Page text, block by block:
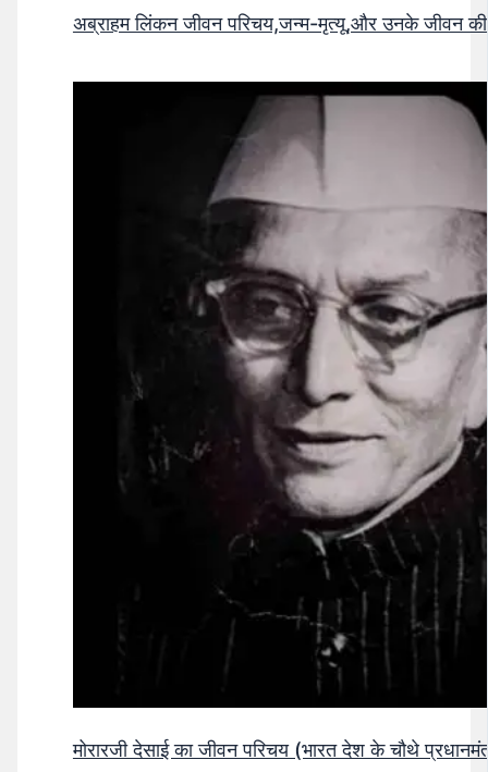
अब्राहम लिंकन जीवन परिचय,जन्म-मृत्यू,और उनके जीवन
मोरारजी देसाई का जीवन परिचय (भारत देश के चौथे